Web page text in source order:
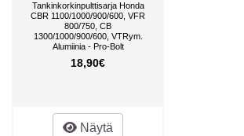
Tankinkorkinpulttisarja Honda
CBR 1100/1000/900/600, VFR
800/750, CB
1300/1000/900/600, VTRym.
Alumiinia - Pro-Bolt
18,90€
Näytä